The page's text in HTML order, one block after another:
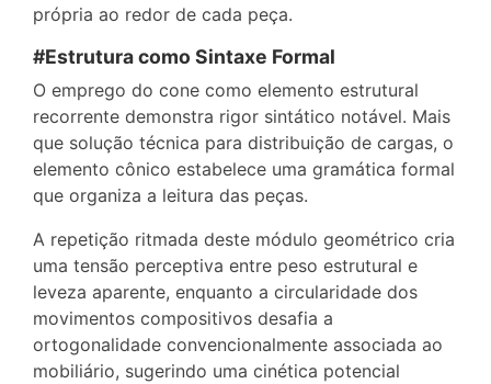
própria ao redor de cada peça.
#Estrutura como Sintaxe Formal
O emprego do cone como elemento estrutural
recorrente demonstra rigor sintático notável. Mais
que solução técnica para distribuição de cargas, o
elemento cônico estabelece uma gramática formal
que organiza a leitura das peças.
A repetição ritmada deste módulo geométrico cria
uma tensão perceptiva entre peso estrutural e
leveza aparente, enquanto a circularidade dos
movimentos compositivos desafia a
ortogonalidade convencionalmente associada ao
mobiliário, sugerindo uma cinética potencial